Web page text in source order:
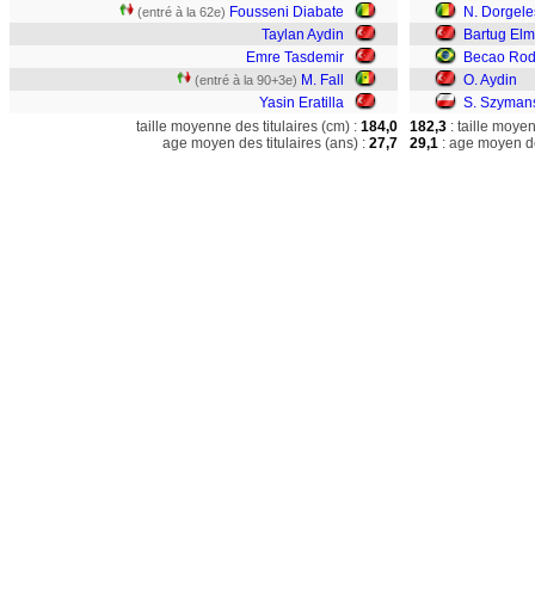
(entré à la 62e) Fousseni Diabate
Taylan Aydin
Emre Tasdemir
(entré à la 90+3e) M. Fall
Yasin Eratilla
N.
Bartug
Becao
O. Aydin
S.
taille moyenne des titulaires (cm) : 184,0
age moyen des titulaires (ans) : 27,7
182,3 : taille
29,1 : age moyen